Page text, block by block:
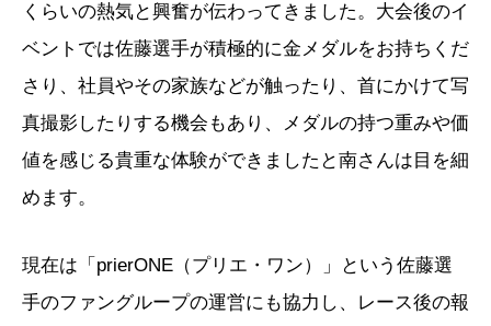
くらいの熱気と興奮が伝わってきました。大会後のイ
ベントでは佐藤選手が積極的に金メダルをお持ちくだ
さり、社員やその家族などが触ったり、首にかけて写
真撮影したりする機会もあり、メダルの持つ重みや価
値を感じる貴重な体験ができましたと南さんは目を細
めます。
現在は「prierONE（プリエ・ワン）」という佐藤選
手のファングループの運営にも協力し、レース後の報